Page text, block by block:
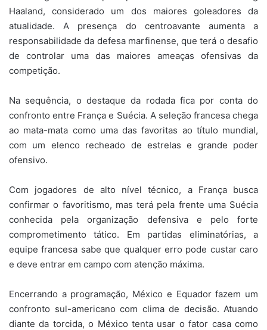
Haaland, considerado um dos maiores goleadores da
atualidade. A presença do centroavante aumenta a
responsabilidade da defesa marfinense, que terá o desafio
de controlar uma das maiores ameaças ofensivas da
competição.
Na sequência, o destaque da rodada fica por conta do
confronto entre França e Suécia. A seleção francesa chega
ao mata-mata como uma das favoritas ao título mundial,
com um elenco recheado de estrelas e grande poder
ofensivo.
Com jogadores de alto nível técnico, a França busca
confirmar o favoritismo, mas terá pela frente uma Suécia
conhecida pela organização defensiva e pelo forte
comprometimento tático. Em partidas eliminatórias, a
equipe francesa sabe que qualquer erro pode custar caro
e deve entrar em campo com atenção máxima.
Encerrando a programação, México e Equador fazem um
confronto sul-americano com clima de decisão. Atuando
diante da torcida, o México tenta usar o fator casa como